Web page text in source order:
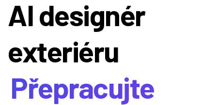
AI designér
exteriéru
Přepracujte